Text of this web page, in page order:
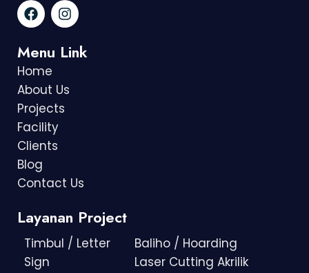
Menu Link
Home
About Us
Projects
Facility
Clients
Blog
Contact Us
Layanan Project
Timbul / Letter
Sign
Baliho / Hoarding
Laser Cutting Akrilik